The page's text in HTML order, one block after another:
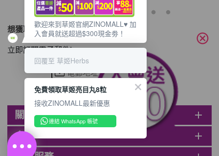
想獲取最新的優惠資訊？
立即訂閱電子郵件!
關於ZINOMALL add
會員 add
cancel
歡迎來到草姬官網ZINOMALL♥️ 加
入會員就送超過$300現金劵！
回覆至 草姬Herbs
免費領取草姬亮目丸8粒
接收ZINOMALL最新優惠
連結 WhatsApp 帳號